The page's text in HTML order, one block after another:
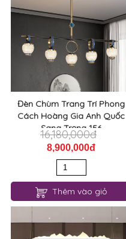
Đèn Chùm Trang Trí Phong
Cách Hoàng Gia Anh Quốc
Sang Trọng 156
16,180,000đ
8,900,000đ
Thêm vào giỏ